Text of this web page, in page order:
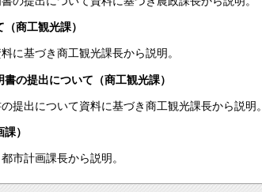
商工観光課）
に基づき商工観光課長から説明。
の提出について（商工観光課）
提出について資料に基づき商工観光課長から説明。
）
市計画課長から説明。